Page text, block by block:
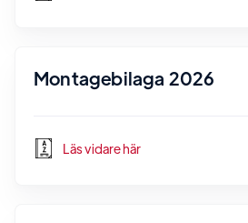
Montagebilaga 2026
Läs vidare här